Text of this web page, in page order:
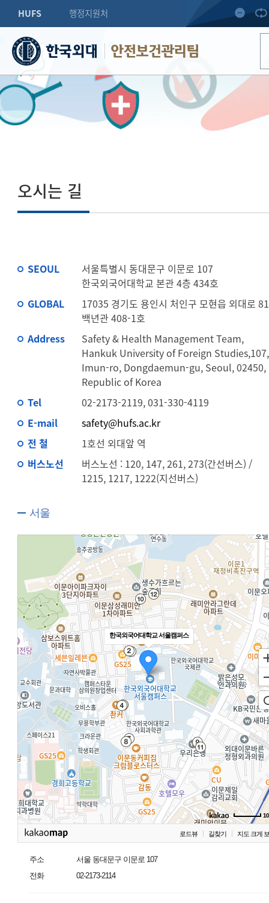
HUFS 행정지원처
안전보건관리팀
오시는 길
SEOUL
서울특별시 동대문구 이문로 107
한국외국어대학교 본관 4층 434호
GLOBAL
17035 경기도 용인시 처인구 모현읍 외대로
백년관 408-1호
Address
Safety & Health Management Team,
Hankuk University of Foreign Studies,107,
Imun-ro, Dongdaemun-gu, Seoul, 02450,
Republic of Korea
Tel
02-2173-2119, 031-330-4119
E-mail
safety@hufs.ac.kr
전 철
1호선 외대앞 역
버스노선
버스노선 : 120, 147, 261, 273(간선버스) /
1215, 1217, 1222(지선버스)
서울
한국외국어대학교 서울캠퍼스
로드뷰 길찾기 지도 크게
주소
서울 동대문구 이문로 107
전화
02-2173-2114